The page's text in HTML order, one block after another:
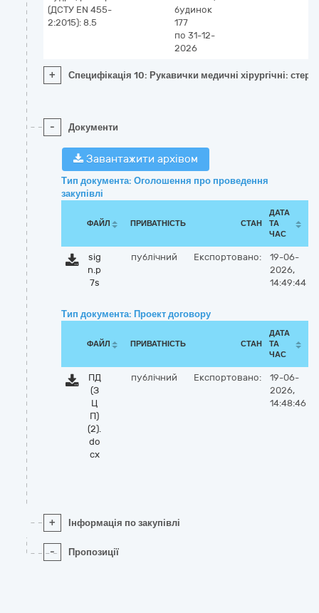
(ДСТУ EN 455-
2:2015): 8.5
будинок
177
по 31-12-
2026
+ Специфікація 10: Рукавички медичні хірургічні:
- Документи
Завантажити архівом
Тип документа: Оголошення про проведення
закупівлі
ФАЙЛ ПРИВАТНІСТЬ СТАН
ДАТА
ТА
ЧАС
sig
n.p
7s
публічний Експортовано:
19-06-
2026,
14:49:44
Тип документа: Проект договору
ФАЙЛ ПРИВАТНІСТЬ СТАН
ДАТА
ТА
ЧАС
ПД
(З
Ц
П)
(2).
do
cx
публічний Експортовано:
19-06-
2026,
14:48:46
+ Інформація по закупівлі
- Пропозиції